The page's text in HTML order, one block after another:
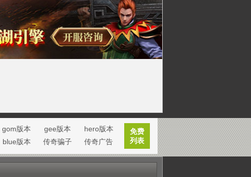
gom版本 gee版本
hero版本
blue版本
传奇骗子 传奇广告
免费
列表